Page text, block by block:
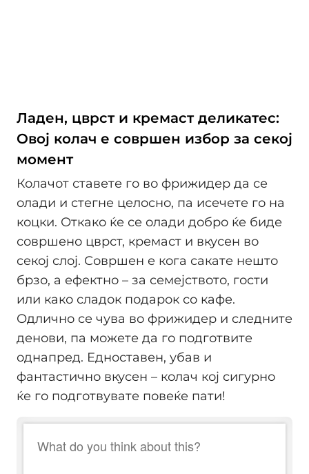
Ладен, цврст и кремаст деликатес:
Овој колач е совршен избор за секој
момент
Колачот ставете го во фрижидер да се
олади и стегне целосно, па исечете го на
коцки. Откако ќе се олади добро ќе биде
совршено цврст, кремаст и вкусен во
секој слој. Совршен е кога сакате нешто
брзо, а ефектно – за семејството, гости
или како сладок подарок со кафе.
Одлично се чува во фрижидер и следните
денови, па можете да го подготвите
однапред. Едноставен, убав и
фантастично вкусен – колач кој сигурно
ќе го подготвувате повеќе пати!